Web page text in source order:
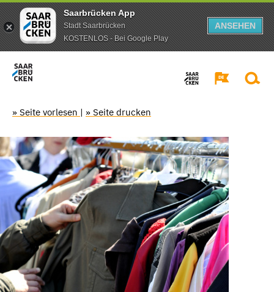
Saarbrücken App
Stadt Saarbrücken
KOSTENLOS - Bei Google Play
ANSEHEN
» Seite vorlesen | » Seite drucken